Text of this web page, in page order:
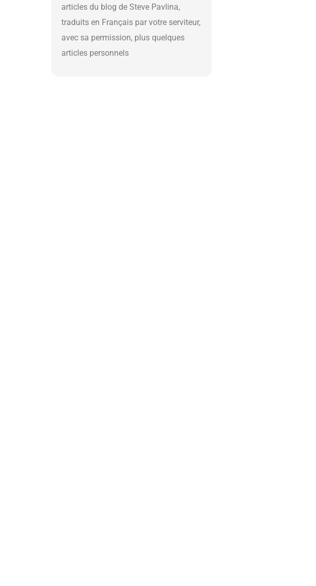
articles du blog de Steve Pavlina,
traduits en Français par votre serviteur,
avec sa permission, plus quelques
articles personnels